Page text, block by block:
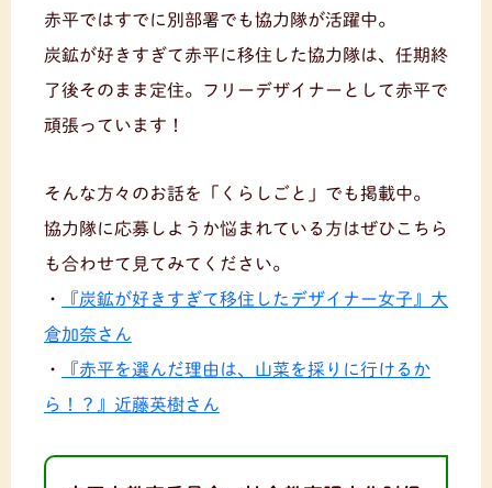
赤平ではすでに別部署でも協力隊が活躍中。
炭鉱が好きすぎて赤平に移住した協力隊は、任期終
了後そのまま定住。フリーデザイナーとして赤平で
頑張っています！
そんな方々のお話を「くらしごと」でも掲載中。
協力隊に応募しようか悩まれている方はぜひこちら
も合わせて見てみてください。
・
『炭鉱が好きすぎて移住したデザイナー女子』大
倉加奈さん
・
『赤平を選んだ理由は、山菜を採りに行けるか
ら！？』近藤英樹さん